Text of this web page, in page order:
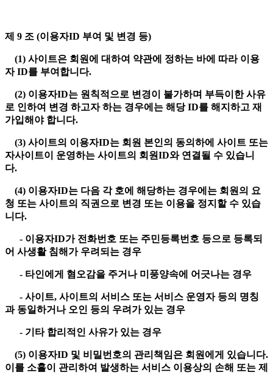
제 9 조 (이용자ID 부여 및 변경 등)
(1) 사이트은 회원에 대하여 약관에 정하는 바에 따라 이용
자 ID를 부여합니다.
(2) 이용자ID는 원칙적으로 변경이 불가하며 부득이한 사유
로 인하여 변경 하고자 하는 경우에는 해당 ID를 해지하고 재
가입해야 합니다.
(3) 사이트의 이용자ID는 회원 본인의 동의하에 사이트 또는
자사이트이 운영하는 사이트의 회원ID와 연결될 수 있습니
다.
(4) 이용자ID는 다음 각 호에 해당하는 경우에는 회원의 요
청 또는 사이트의 직권으로 변경 또는 이용을 정지할 수 있습
니다.
- 이용자ID가 전화번호 또는 주민등록번호 등으로 등록되
어 사생활 침해가 우려되는 경우
- 타인에게 혐오감을 주거나 미풍양속에 어긋나는 경우
- 사이트, 사이트의 서비스 또는 서비스 운영자 등의 명칭
과 동일하거나 오인 등의 우려가 있는 경우
- 기타 합리적인 사유가 있는 경우
(5) 이용자ID 및 비밀번호의 관리책임은 회원에게 있습니다.
이를 소홀이 관리하여 발생하는 서비스 이용상의 손해 또는 제